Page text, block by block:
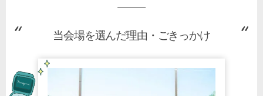
当会場を選んだ理由・ごきっかけ